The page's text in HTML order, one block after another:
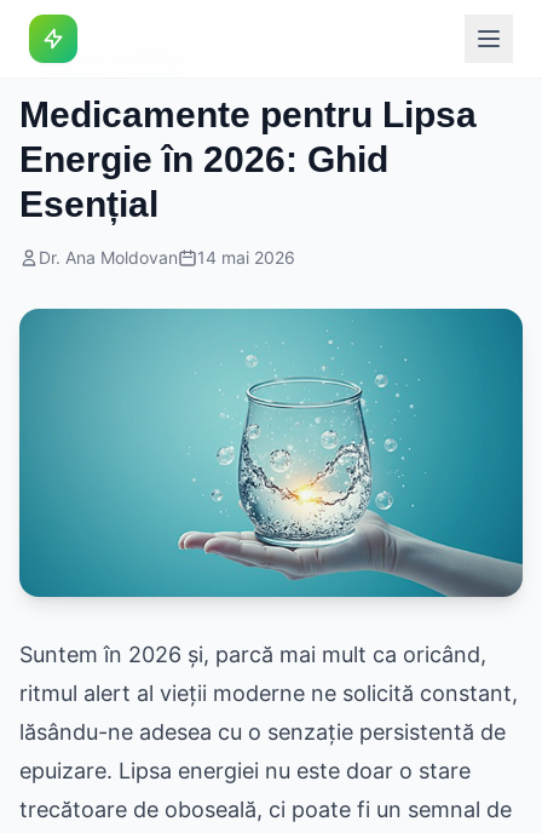
Sanatate si Energie
Medicamente pentru Lipsa
Energie în 2026: Ghid
Esențial
Dr. Ana Moldovan 14 mai 2026
Suntem în 2026 și, parcă mai mult ca oricând,
ritmul alert al vieții moderne ne solicită constant,
lăsându-ne adesea cu o senzație persistentă de
epuizare. Lipsa energiei nu este doar o stare
trecătoare de oboseală, ci poate fi un semnal de